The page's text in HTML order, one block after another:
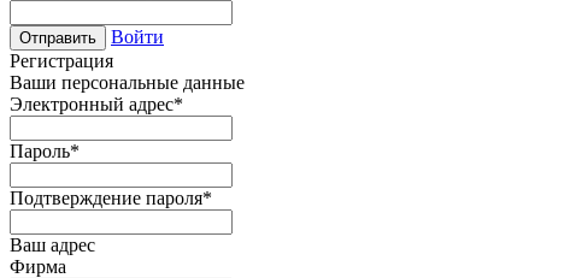
Отправить
Войти
Регистрация
Ваши персональные данные
Электронный адрес*
Пароль*
Подтверждение пароля*
Ваш адрес
Фирма